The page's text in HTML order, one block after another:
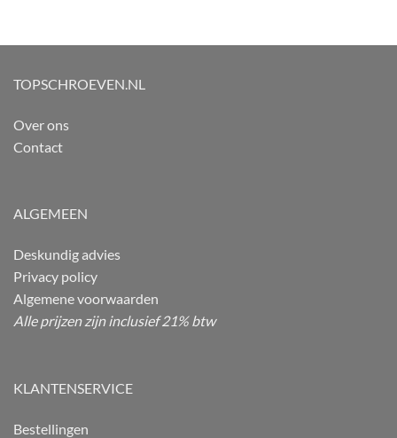
TOPSCHROEVEN.NL
Over ons
Contact
ALGEMEEN
Deskundig advies
Privacy policy
Algemene voorwaarden
Alle prijzen zijn inclusief 21% btw
KLANTENSERVICE
Bestellingen